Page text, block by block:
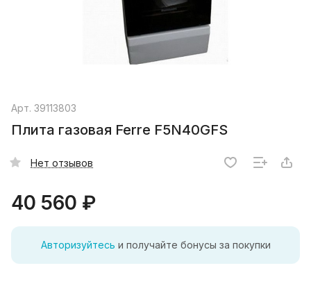
Арт. 39113803
Плита газовая Ferre F5N40GFS
Нет отзывов
40 560 ₽
Авторизуйтесь и получайте бонусы за покупки